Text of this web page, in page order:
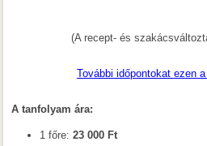
(A recept- és
További időpontokat ezen
A tanfolyam ára:
1 főre:23 000 Ft